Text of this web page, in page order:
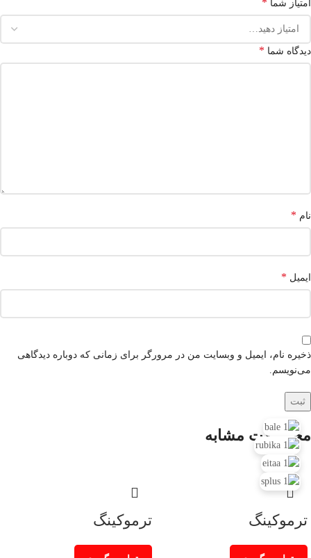
امتیاز شما
دیدگاه شما *
نام *
ایمیل *
ذخیره نام، ایمیل و وبسایت من در مرورگر برای زمانی که دوباره دیدگاهی
می‌نویسم.
محصولات مشابه
ترموکینگ ترموکینگ